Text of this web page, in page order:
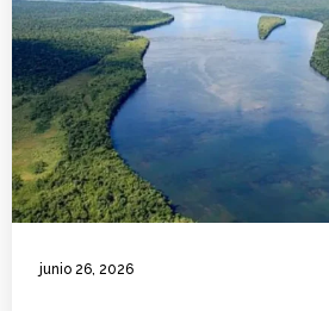
junio 26, 2026